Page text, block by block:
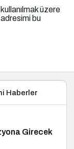
üzere
bu
Haberler
Girecek